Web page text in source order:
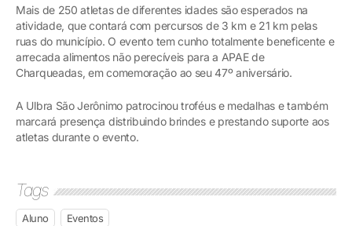
Mais de 250 atletas de diferentes idades são esperados na
atividade, que contará com percursos de 3 km e 21 km pelas
ruas do município. O evento tem cunho totalmente beneficente e
arrecada alimentos não perecíveis para a APAE de
Charqueadas, em comemoração ao seu 47º aniversário.
A Ulbra São Jerônimo patrocinou troféus e medalhas e também
marcará presença distribuindo brindes e prestando suporte aos
atletas durante o evento.
Tags
Aluno Eventos